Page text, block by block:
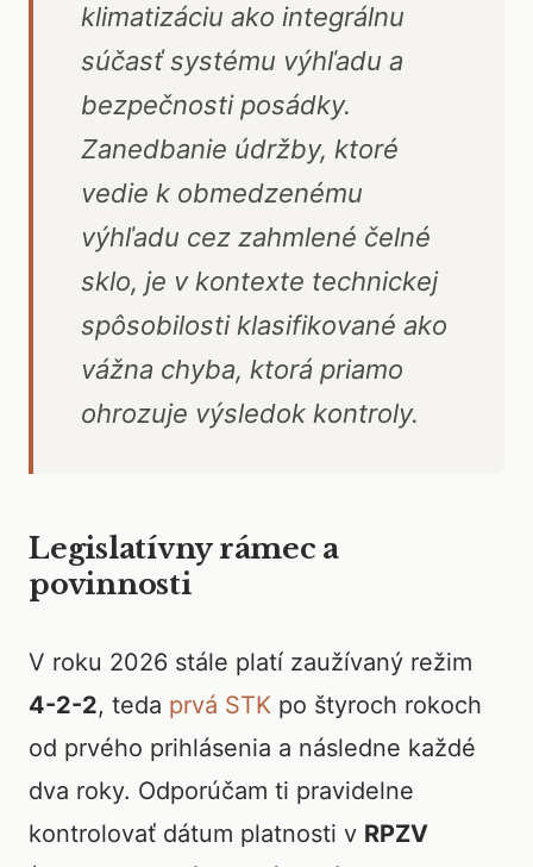
klimatizáciu ako integrálnu
súčasť systému výhľadu a
bezpečnosti posádky.
Zanedbanie údržby, ktoré
vedie k obmedzenému
výhľadu cez zahmlené čelné
sklo, je v kontexte technickej
spôsobilosti klasifikované ako
vážna chyba, ktorá priamo
ohrozuje výsledok kontroly.
Legislatívny rámec a
povinnosti
V roku 2026 stále platí zaužívaný režim
4-2-2, teda prvá STK po štyroch rokoch
od prvého prihlásenia a následne každé
dva roky. Odporúčam ti pravidelne
kontrolovať dátum platnosti v RPZV